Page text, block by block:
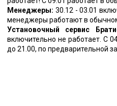
Менеджеры: 30.12 - 03.01
менеджеры работают в
Установочный сервис
включительно не работает. С
до 21.00, по предварительной